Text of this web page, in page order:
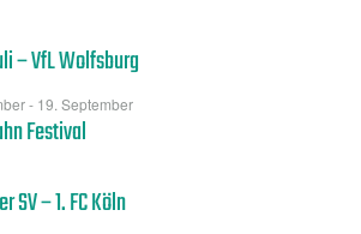
– VfL Wolfsburg
- 19. September
Festival
SV – 1. FC Köln